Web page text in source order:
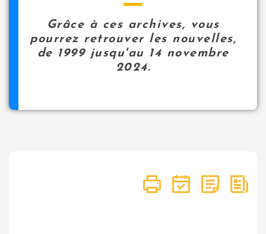
Grâce à ces archives, vous
pourrez retrouver les nouvelles,
de 1999 jusqu'au 14 novembre
2024.